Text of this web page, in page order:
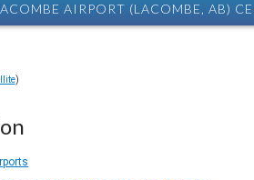
AIRPORT (LACOMBE, AB)
)